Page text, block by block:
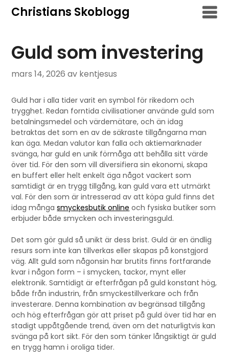
HoppaChristians Skoblogg
Guld som investering
mars 14, 2026 av kentjesus
Guld har i alla tider varit en symbol för rikedom och
trygghet. Redan forntida civilisationer använde guld som
betalningsmedel och värdemätare, och än idag
betraktas det som en av de säkraste tillgångarna man
kan äga. Medan valutor kan falla och aktiemarknader
svänga, har guld en unik förmåga att behålla sitt värde
över tid. För den som vill diversifiera sin ekonomi, skapa
en buffert eller helt enkelt äga något vackert som
samtidigt är en trygg tillgång, kan guld vara ett utmärkt
val. För den som är intresserad av att köpa guld finns det
idag mångasmyckesbutik online och fysiska butiker som
erbjuder både smycken och investeringsguld.
Det som gör guld så unikt är dess brist. Guld är en ändlig
resurs som inte kan tillverkas eller skapas på konstgjord
väg. Allt guld som någonsin har brutits finns fortfarande
kvar i någon form – i smycken, tackor, mynt eller
elektronik. Samtidigt är efterfrågan på guld konstant hög,
både från industrin, från smyckestillverkare och från
investerare. Denna kombination av begränsad tillgång
och hög efterfrågan gör att priset på guld över tid har en
stadigt uppåtgående trend, även om det naturligtvis kan
svänga på kort sikt. För den som tänker långsiktigt är guld
en trygg hamn i oroliga tider.